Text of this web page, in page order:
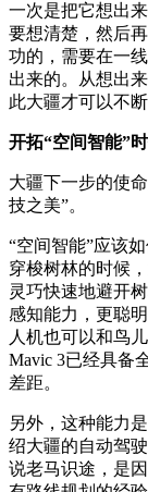
一次是把它想出
要想清楚，然后
功的，需要在一
出来的。从想出
此大疆才可以不
开拓“空间智能”
大疆下一步的使
技之美”。
“空间智能”应该
穿梭树林的时候
灵巧快速地避开
感知能力，更聪
人机也可以和鸟
Mavic 3已经具备
差距。
另外，这种能力
绍大疆的自动驾
说老马识途，是